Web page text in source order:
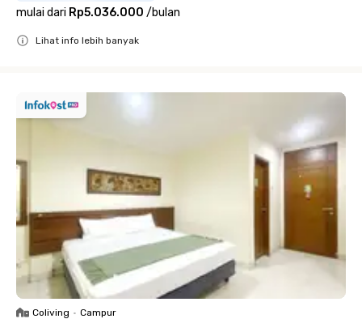
mulai dari Rp5.036.000 /bulan
Lihat info lebih banyak
Coliving • Campur